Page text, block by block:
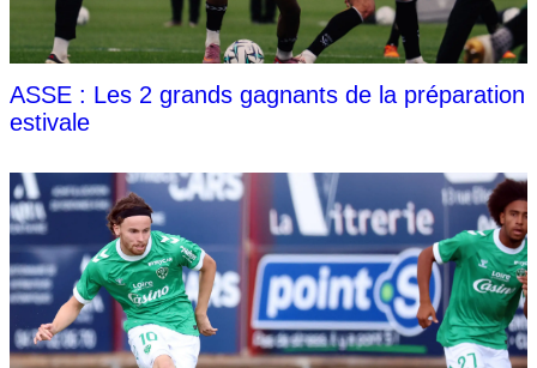
ASSE : Les 2 grands gagnants de la préparation
estivale